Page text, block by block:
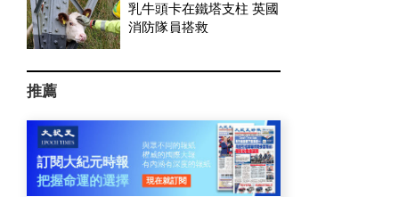
乳牛頭卡在鐵塔支柱 英國
消防隊員搭救
推薦